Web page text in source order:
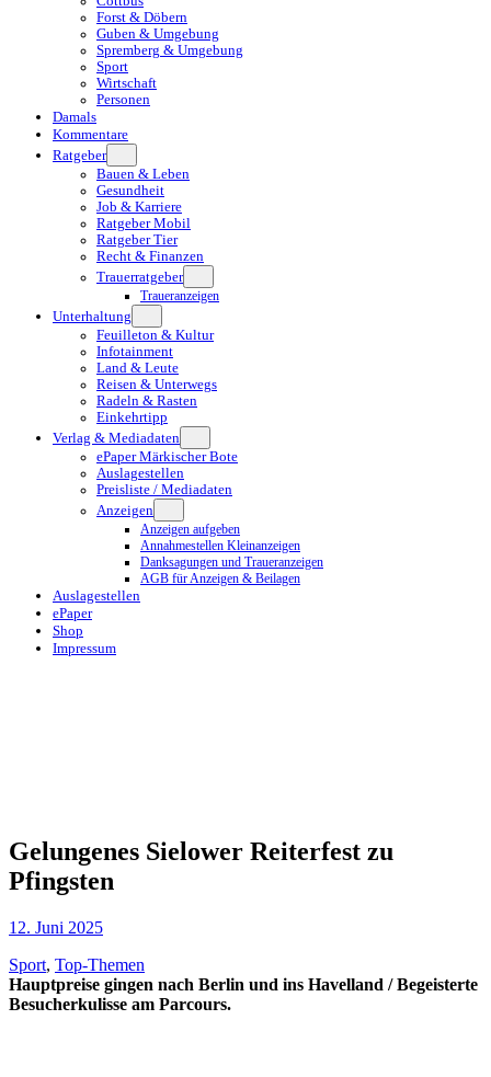
Forst & Döbern
Guben & Umgebung
Spremberg & Umgebung
Sport
Wirtschaft
Personen
Damals
Kommentare
Ratgeber
Bauen & Leben
Gesundheit
Job & Karriere
Ratgeber Mobil
Ratgeber Tier
Recht & Finanzen
Trauerratgeber
Traueranzeigen
Unterhaltung
Feuilleton & Kultur
Infotainment
Land & Leute
Reisen & Unterwegs
Radeln & Rasten
Einkehrtipp
Verlag & Mediadaten
ePaper Märkischer Bote
Auslagestellen
Preisliste / Mediadaten
Anzeigen
Anzeigen aufgeben
Annahmestellen Kleinanzeigen
Danksagungen und Traueranzeigen
AGB für Anzeigen & Beilagen
Auslagestellen
ePaper
Shop
Impressum
Gelungenes Sielower Reiterfest zu
Pfingsten
12. Juni 2025
Sport, Top-Themen
Hauptpreise gingen nach Berlin und ins Havelland / Begeisterte
Besucherkulisse am Parcours.